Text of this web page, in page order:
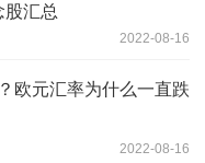
汇总
2022-08-16
欧元汇率为什么一直跌
2022-08-16